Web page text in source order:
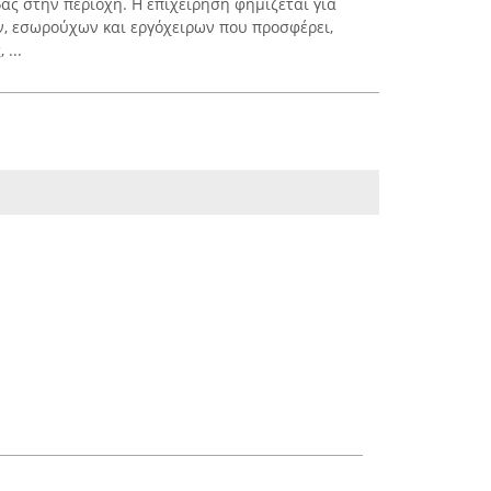
εσωρούχων και εργόχειρων που προσφέρει,
...